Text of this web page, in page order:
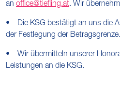
an office@tiefling.at. Wir
• Die KSG bestätigt an uns die
der Festlegung der Betragsgrenze.
• Wir übermitteln unserer
Leistungen an die KSG.